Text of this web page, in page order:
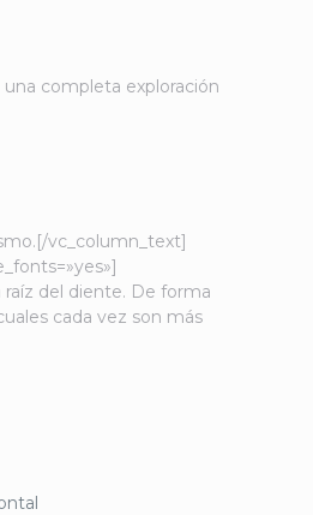
completa exploración
vc_column_text]
raíz del diente. De forma
cada vez son más